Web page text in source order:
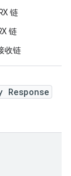
链
链
收链